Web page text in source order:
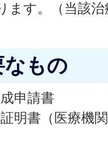
ます。（当該
なもの
申請書
明書（医療機